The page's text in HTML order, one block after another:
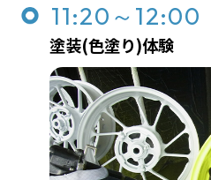
11:20～12:00
塗装(色塗り)体験